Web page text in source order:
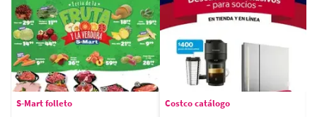
S-Mart folleto Costco catálogo